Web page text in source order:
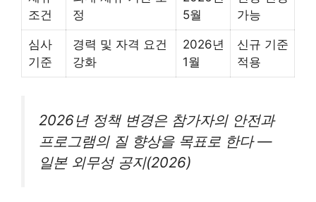
조건
정
5월
가능
심사
기준
경력 및 자격 요건
강화
2026년
1월
신규 기준
적용
2026년 정책 변경은 참가자의 안전과
프로그램의 질 향상을 목표로 한다 —
일본 외무성 공지(2026)